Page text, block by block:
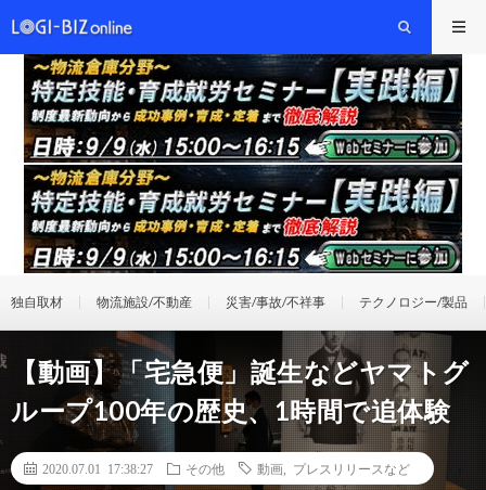
独自取材 物流施設/不動産 災害/事故/不祥事 テクノロジー/製品
【動画】「宅急便」誕生などヤマトグ
ループ100年の歴史、1時間で追体験
2020.07.01 17:38:27 その他 動画 プレスリリースなど